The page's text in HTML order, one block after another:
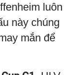
luôn
này chúng
mắn để